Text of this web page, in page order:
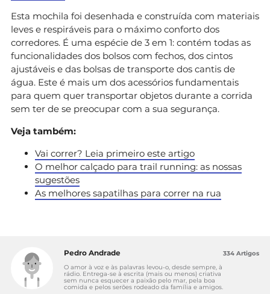
Esta mochila foi desenhada e construída com materiais
leves e respiráveis para o máximo conforto dos
corredores. É uma espécie de 3 em 1: contém todas as
funcionalidades dos bolsos com fechos, dos cintos
ajustáveis e das bolsas de transporte dos cantis de
água. Este é mais um dos acessórios fundamentais
para quem quer transportar objetos durante a corrida
sem ter de se preocupar com a sua segurança.
Veja também:
Vai correr? Leia primeiro este artigo
O melhor calçado para trail running: as nossas
sugestões
As melhores sapatilhas para correr na rua
Pedro Andrade
O amor à voz e às palavras levou-o, desde sempre, à
rádio. Entrega-se à escrita (mais ou menos) criativa
sem nunca esquecer a paixão pelo mar, pela boa
comida e pelos serões rodeado da família e amigos.
334 Artigos